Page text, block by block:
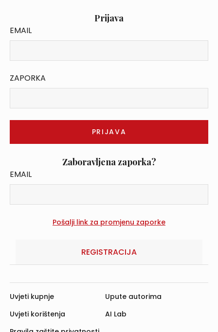
Prijava
EMAIL
ZAPORKA
Zaboravljena zaporka?
EMAIL
REGISTRACIJA
Uvjeti kupnje
Uvjeti korištenja
Upute autorima
AI Lab